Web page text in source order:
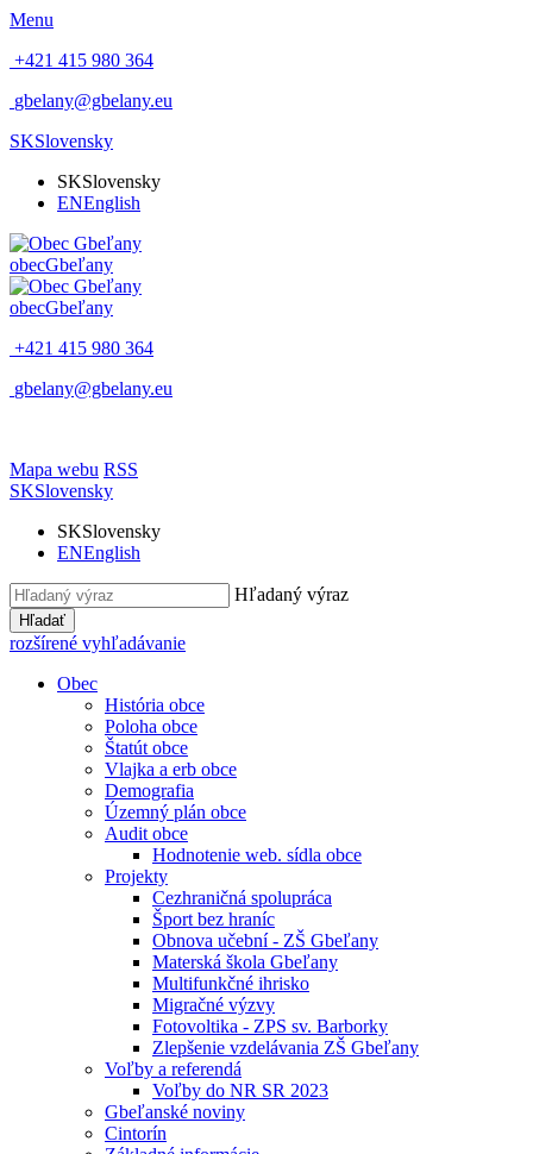
Menu
+421 415 980 364
gbelany@gbelany.eu
SKSlovensky
SKSlovensky
ENEnglish
obecGbeľany
obecGbeľany
+421 415 980 364
gbelany@gbelany.eu
Mapa webu RSS
SKSlovensky
SKSlovensky
ENEnglish
Hľadaný výraz
Hľadať
rozšírené vyhľadávanie
Obec
História obce
Poloha obce
Štatút obce
Vlajka a erb obce
Demografia
Územný plán obce
Audit obce
Hodnotenie web. sídla obce
Projekty
Cezhraničná spolupráca
Šport bez hraníc
Obnova učební - ZŠ Gbeľany
Materská škola Gbeľany
Multifunkčné ihrisko
Migračné výzvy
Fotovoltika - ZPS sv. Barborky
Zlepšenie vzdelávania ZŠ Gbeľany
Voľby a referendá
Voľby do NR SR 2023
Gbeľanské noviny
Cintorín